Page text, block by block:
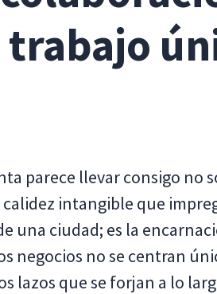
parece llevar consigo no
intangible que
una ciudad; es la
negocios no se centran
lazos que se forjan a lo